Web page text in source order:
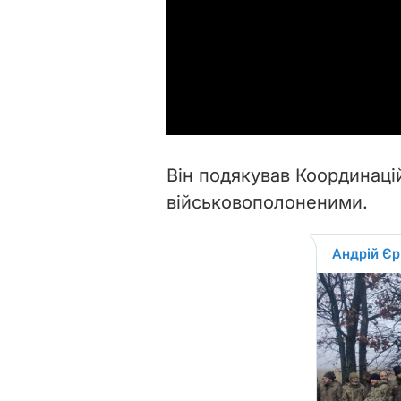
Він подякував
військовополоненими.